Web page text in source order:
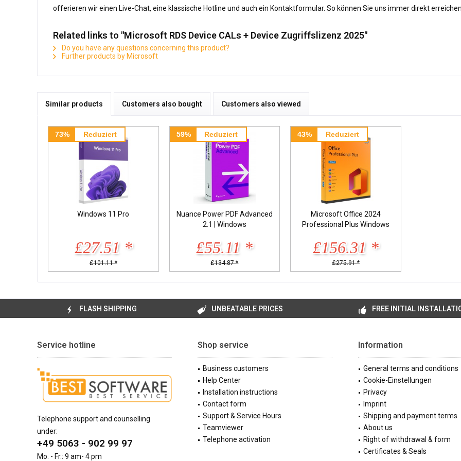
offerieren wir einen Live-Chat, eine klassische Hotline und auch ein Kontaktformular. So können Sie uns immer direkt
Related links to "Microsoft RDS Device CALs + Device Zugriffslizenz 2025"
Do you have any questions concerning this product?
Further products by Microsoft
Similar products Customers also bought Customers also viewed
73% Reduziert
Windows 11 Pro
£27.51 *
£101.11 *
59% Reduziert
Nuance Power PDF Advanced
2.1 | Windows
£55.11 *
£134.87 *
43% Reduziert
Microsoft Office 2024
Professional Plus Windows
£156.31 *
£275.91 *
FLASH SHIPPING UNBEATABLE PRICES FREE INITIAL
Service hotline
Telephone support and counselling
under:
+49 5063 - 902 99 97
Mo. - Fr.: 9 am- 4 pm
Shop service
Business customers
Help Center
Installation instructions
Contact form
Support & Service Hours
Teamviewer
Telephone activation
Information
General terms and conditions
Cookie-Einstellungen
Privacy
Imprint
Shipping and payment terms
About us
Right of withdrawal & form
Certificates & Seals